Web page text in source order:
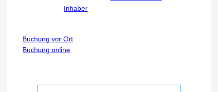
Inhaber
Buchung vor Ort
Buchung online